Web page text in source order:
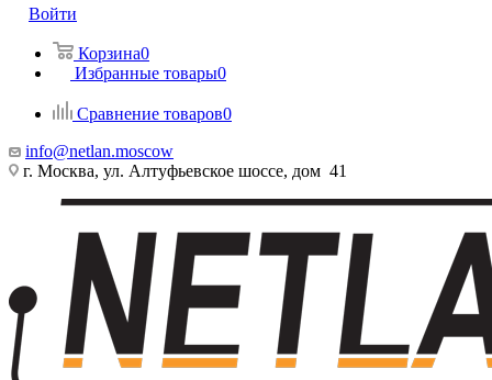
Войти
Корзина0
Избранные товары0
Сравнение товаров0
info@netlan.moscow
г. Москва, ул. Алтуфьевское шоссе, дом 41